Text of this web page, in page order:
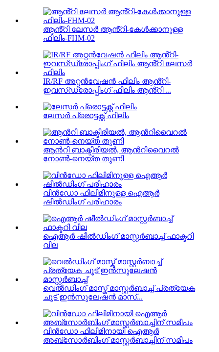
ആൻ്റി ലേസർ ആൻ്റി-കേൾക്കാനുള്ള
ഫിലിം-FHM-02
IR/RF അറ്റൻവേഷൻ ഫിലിം ആൻ്റി-
ഇവസ്‌ഡ്രോപ്പിംഗ് ഫിലിം ആൻ്റി ...
ലേസർ പ്രൊട്ടക്റ്റ് ഫിലിം
ആൻറി ബാക്ടീരിയൽ, ആൻറിവൈറൽ
നോൺ-നെയ്ത തുണി
വിൻഡോ ഫിലിമിനുള്ള ഐആർ
ഷീൽഡിംഗ് പരിഹാരം
ഐആർ ഷീൽഡിംഗ് മാസ്റ്റർബാച്ച് ഫാക്ടറി
വില
വെൽഡിംഗ് മാസ്ക് മാസ്റ്റർബാച്ച് പ്രത്യേക
ചൂട് ഇൻസുലേഷൻ മാസ്...
വിൻഡോ ഫിലിമിനായി ഐആർ
അബ്സോർബിംഗ് മാസ്റ്റർബാച്ചിന് സമീപം